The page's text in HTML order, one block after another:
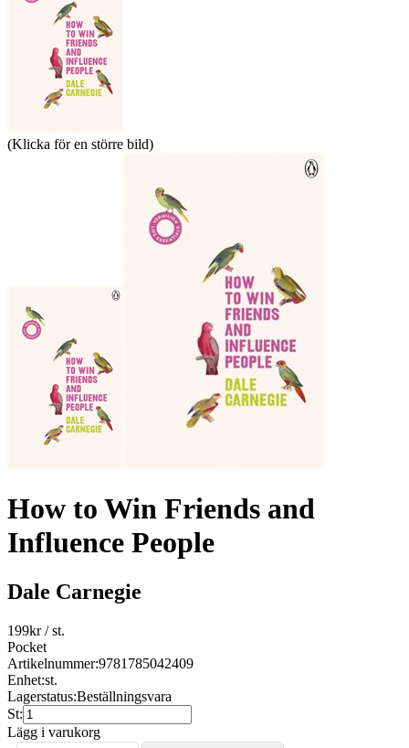
(Klicka för en större bild)
How to Win Friends and
Influence People
Dale Carnegie
199kr/ st.
Pocket
Artikelnummer:9781785042409
Enhet:st.
Lagerstatus:Beställningsvara
St:
Lägg i varukorg